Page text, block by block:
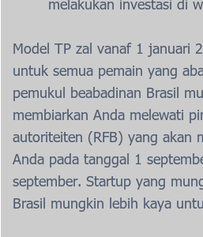
melakukan investasi di
Model TP zal vanaf 1 januari
untuk semua pemain yang
pemukul beabadinan Brasil
membiarkan Anda melewati
autoriteiten (RFB) yang akan
Anda pada tanggal 1
september. Startup yang
Brasil mungkin lebih kaya